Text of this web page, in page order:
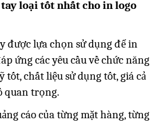
loại tốt nhất cho in logo
được lựa chọn sử dụng để in
ứng các yêu cầu về chức năng
tốt, chất liệu sử dụng tốt, giá cả
quan trọng.
cáo của từng mặt hàng, từng